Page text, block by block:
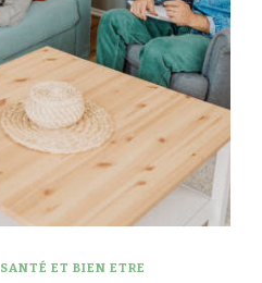
SANTÉ ET BIEN ETRE